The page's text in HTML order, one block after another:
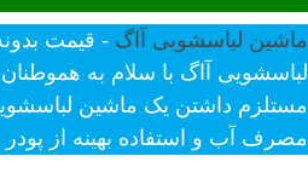
ماشین لباسشویی آاگ
لباسشویی آاگ با سلام به
مستلزم داشتن یک ماشین
مصرف آب و استفاده بهینه از